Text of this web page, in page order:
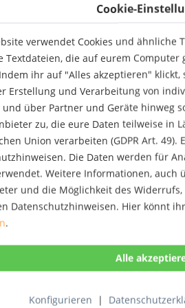
Cookie-
verwendet Cookies und ähnliche
Textdateien, die auf eurem Computer
ihr auf "Alles akzeptieren"
Erstellung und Verarbeitung von
und über Partner und Geräte hinweg
zu, die eure Daten teilweise in
Union verarbeiten (GDPR Art.
Die Daten werden für
Weitere Informationen, auch
und die Möglichkeit des
Datenschutzhinweisen. Hier könnt ihr
.
Konfigurieren |
On Tyranny
** NEW YORK TIMES #1
BESTSELLER ** THE BOOK
YOU UNDERSTAND WHY
DEMOCRACY IS FAILING IN
The most coherent
confronting Trump' New
Statesman In the twentieth
century, European
collapsed into fascism,...
14,00 € *
Merken
Witches, Sluts,
Witch, Slut, Feminist: these
contested identities are
millennial women as they
primer highlights sexual
as it traces the lineage of
18,00 € *